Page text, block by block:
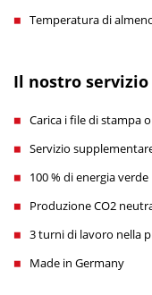
Temperatura di
Il nostro
Carica i file di stampa
Servizio
100 % di energia verde
Produzione CO2
3 turni di lavoro nella
Made in Germany